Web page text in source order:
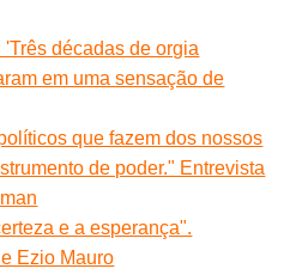
décadas de orgia
em uma sensação de
que fazem dos nossos
de poder." Entrevista
e a esperança".
Ezio Mauro